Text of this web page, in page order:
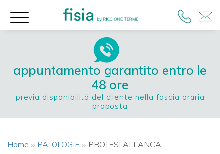
appuntamento garantito entro le
48 ore
previa disponibilità del cliente nella fascia oraria
proposta
Home PATOLOGIE PROTESI ALL’ANCA